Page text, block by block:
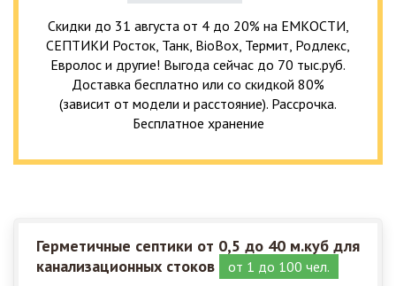
Скидки до 31 августа от 4 до 20% на ЕМКОСТИ,
СЕПТИКИ Росток, Танк, BioBox, Термит, Родлекс,
Евролос и другие! Выгода сейчас до 70 тыс.руб.
Доставка бесплатно или со скидкой 80%
(зависит от модели и расстояние). Рассрочка.
Бесплатное хранение
Герметичные септики от 0,5 до 40 м.куб для
канализационных стоков
от 1 до 100 чел.